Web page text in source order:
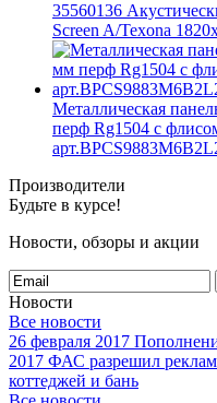
35560136
Screen A/Texona
Металлическая
перф Rg1504 с
Производители
Будьте в курсе!
Новости, обзоры и акции
Новости
Все новости
26 февраля 2017
2017 ФАС разрешил
коттеджей и бань